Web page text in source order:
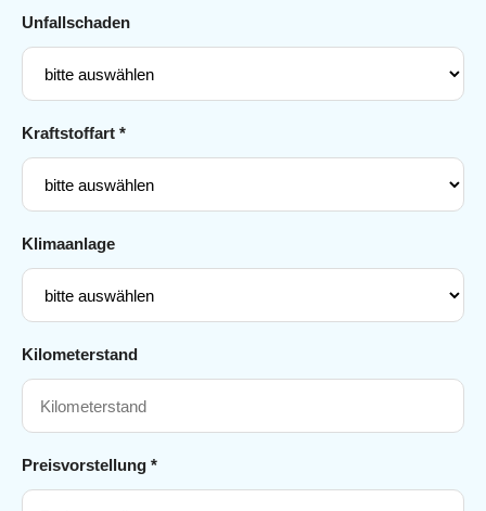
Unfallschaden
Kraftstoffart *
Klimaanlage
Kilometerstand
Preisvorstellung *